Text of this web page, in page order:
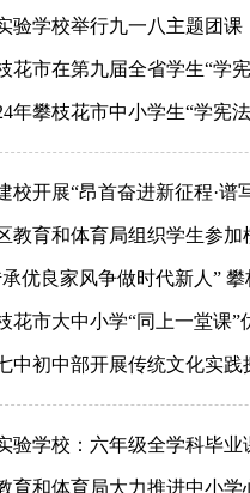
验学校举行九一八主题团课
花市在第九届全省学生“学
年攀枝花市中小学生“学宪
校开展“昂首奋进新征程·谱
教育和体育局组织学生参加
承优良家风争做时代新人”
花市大中小学“同上一堂课
中初中部开展传统文化实践
验学校：六年级全学科毕业
育和体育局大力推进中小